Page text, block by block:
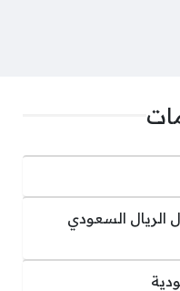
الريال السعودي